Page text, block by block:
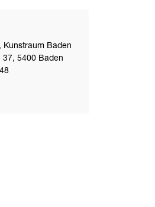
, Kunstraum Baden
37 , 5400 Baden